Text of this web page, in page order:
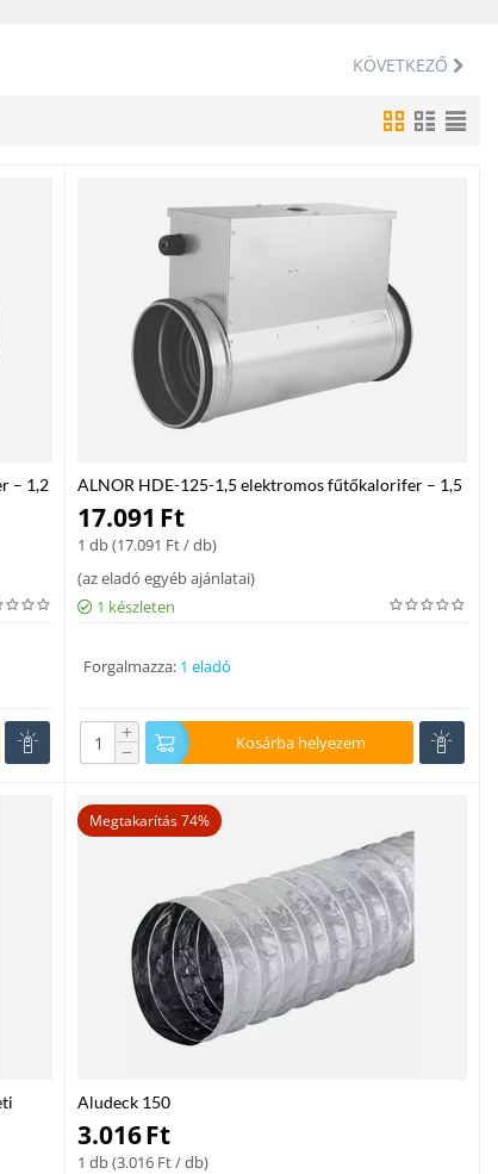
otthonod vagy irodád egészséges, hatékony és kényelmes
KÖVETKEZŐ
– 1,2
ALNOR HDE-125-1,5 elektromos fűtőkalorifer – 1,5
kW
17.091 Ft
1 db (17.091 Ft/ db)
(az eladó egyéb ajánlatai)
1 készleten
Forgalmazza: 1 eladó
+
− Kosárba helyezem
Megtakarítás 74%
Aludeck 150
3.016Ft
1 db (3.016 Ft/ db)